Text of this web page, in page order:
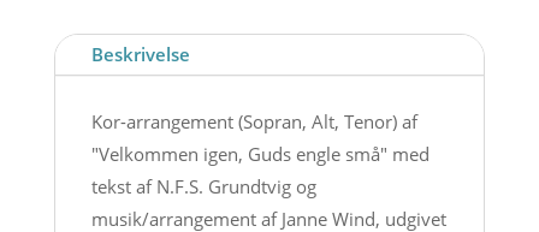
kor-
arrangement
S-
A-
T)
antal
Beskrivelse
Kor-arrangement (Sopran, Alt, Tenor) af
"Velkommen igen, Guds engle små" med
tekst af N.F.S. Grundtvig og
musik/arrangement af Janne Wind, udgivet